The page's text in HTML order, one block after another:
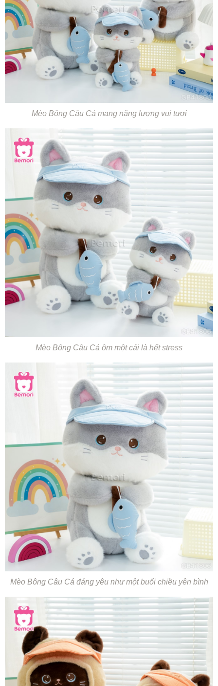
Mèo Bông Câu Cá mang năng lượng vui tươi
Mèo Bông Câu Cá ôm một cái là hết stress
Mèo Bông Câu Cá đáng yêu như một buổi chiều yên bình